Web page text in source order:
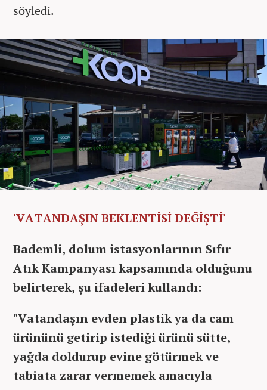
söyledi.
'VATANDAŞIN BEKLENTİSİ DEĞİŞTİ'
Bademli, dolum istasyonlarının Sıfır
Atık Kampanyası kapsamında olduğunu
belirterek, şu ifadeleri kullandı:
"Vatandaşın evden plastik ya da cam
ürününü getirip istediği ürünü sütte,
yağda doldurup evine götürmek ve
tabiata zarar vermemek amacıyla